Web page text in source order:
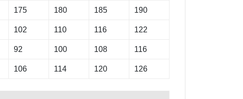
175 180 185 190
102 110 116 122
92 100 108 116
106 114 120 126